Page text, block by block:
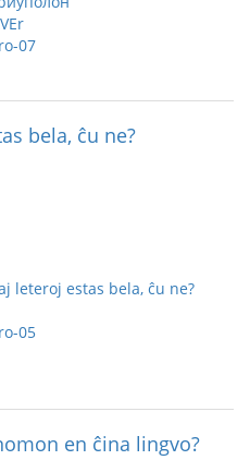
07
bela, ĉu ne?
leteroj estas bela, ĉu ne?
05
en ĉina lingvo?